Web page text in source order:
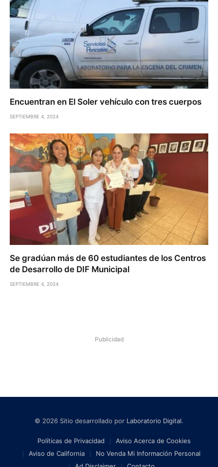
Encuentran en El Soler vehículo con tres cuerpos
SEPTIEMBRE 4, 2024
Se gradúan más de 60 estudiantes de los Centros
de Desarrollo de DIF Municipal
SEPTIEMBRE 4, 2024
Publicidad
© 2026 Sitio desarrollado por Laboratorio Digital.
Políticas de Privacidad
Aviso Acerca de Cookies
Aviso de California
No Venda Mi Información Personal